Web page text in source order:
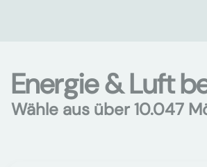
Energie & Luft
Wähle aus über 10.047